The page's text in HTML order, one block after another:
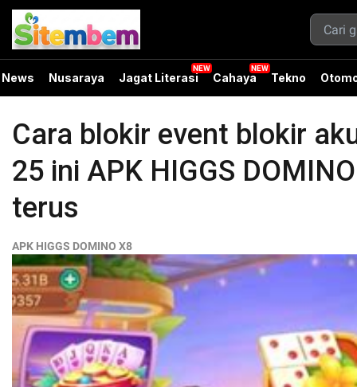
News Nusaraya Jagat Literasi Cahaya Tekno
Cara blokir event blokir
25 ini APK HIGGS
terus
APK HIGGS DOMINO X8